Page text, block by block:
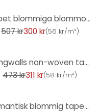
Tapet blommiga blommor svart röd vintage blommig tapet vardagsrum non-woven tapet
507 kr300 kr(56 kr/m²)
Livingwalls non-woven tapet Metropolitan Stories djungeltapet Nala Cape Town brun, gul, grön
473 kr311 kr(58 kr/m²)
Romantisk blommig tapet Hållbar non-woven tapet Floral av A.S. Création Rosa Orange 386363